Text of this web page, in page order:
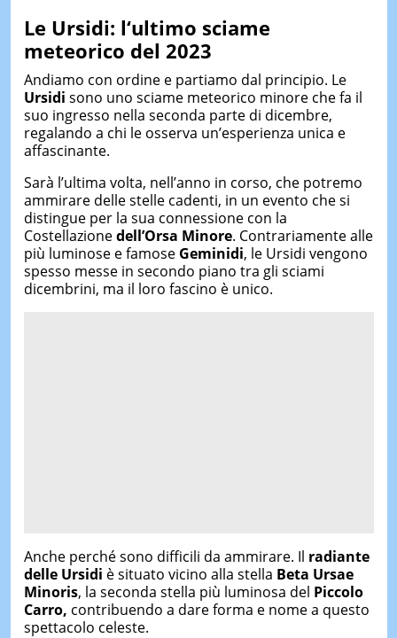
Le Ursidi: l‘ultimo sciame
meteorico del 2023
Andiamo con ordine e partiamo dal principio. Le
Ursidi sono uno sciame meteorico minore che fa il
suo ingresso nella seconda parte di dicembre,
regalando a chi le osserva un’esperienza unica e
affascinante.
Sarà l’ultima volta, nell’anno in corso, che potremo
ammirare delle stelle cadenti, in un evento che si
distingue per la sua connessione con la
Costellazionedell’Orsa Minore. Contrariamente alle
più luminose e famose Geminidi, le Ursidi vengono
spesso messe in secondo piano tra gli sciami
dicembrini, ma il loro fascino è unico.
Anche perché sono difficili da ammirare. Il radiante
delle Ursidi è situato vicino alla stella Beta Ursae
Minoris, la seconda stella più luminosa del Piccolo
Carro, contribuendo a dare forma e nome a questo
spettacolo celeste.